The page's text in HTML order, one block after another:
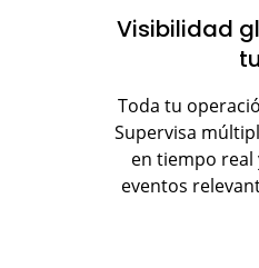
Visibilidad
Toda tu
Supervisa
en tiempo real
eventos